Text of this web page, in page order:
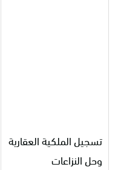
تسجيل الملكية العقارية
وحل النزاعات